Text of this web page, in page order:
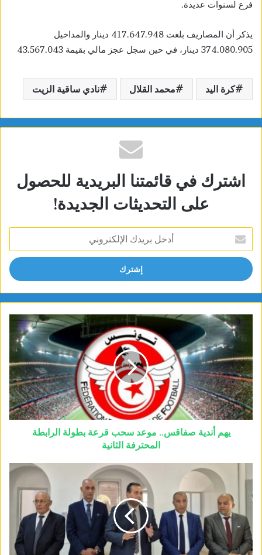
فرع لسنوات عديدة.
يذكر أن المصاريف بلغت 417.647.948 دينار والمداخيل
374.080.905 دينار، في حين سجل عجز مالي بقيمة 43.567.043
كرة اليد محمد القلال نادي ساقية الزيت
اشترك في قائمتنا البريدية للحصول
على التحديثات الجديدة!
بريدك
الإلكتروني
يهم أندية صفاقس.. موعد سحب قرعة بطولة الرابطة
المحترفة الثانية